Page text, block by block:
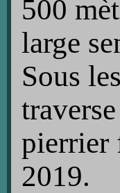
500
large
Sous
pierrier
2019.